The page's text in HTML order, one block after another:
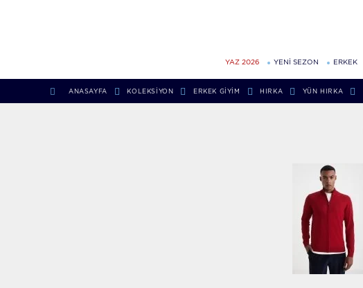
YAZ 2026 YENİ SEZON ERKEK
ANASAYFA KOLEKSIYON ERKEK GIYIM HIRKA YÜN HIRKA